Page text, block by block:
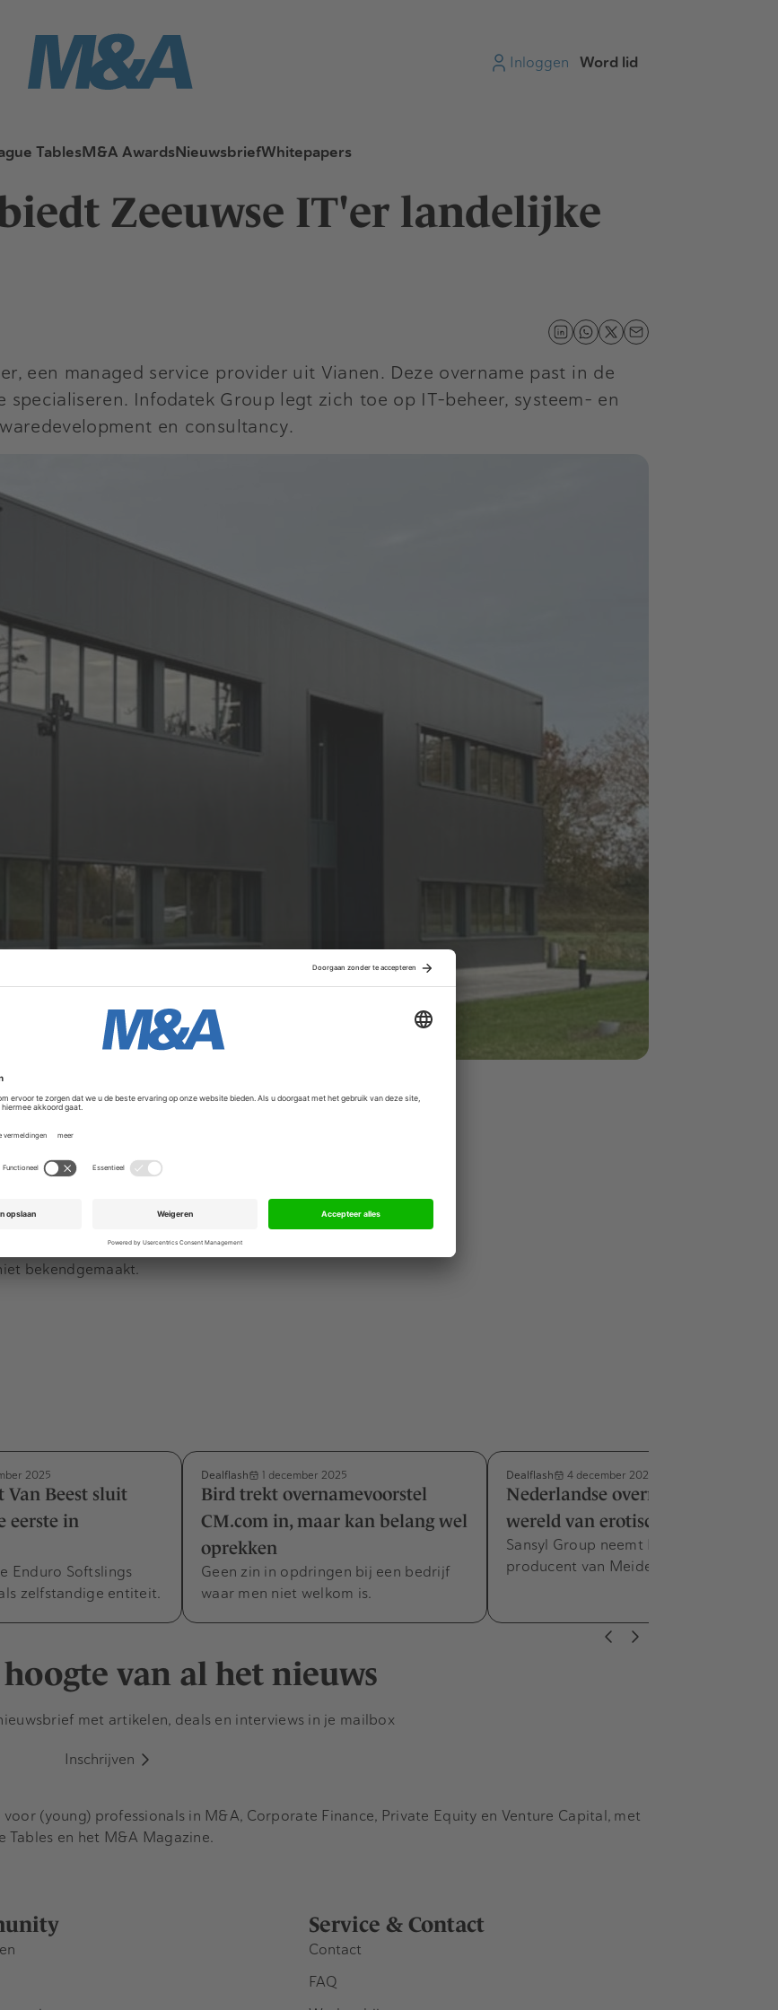
Inloggen Word lid
TablesM&A AwardsNieuwsbriefWhitepapers
Zeeuwse IT'er landelijke
een managed service provider uit Vianen. Deze overname past in de
Infodatek Group legt zich toe op IT-beheer, systeem- en
en consultancy.
klantrelaties. De overname biedt klanten van Select IT toegang
Group, zoals Digital Care 360° IT beheer. Voor Infodatek
en aanvullende specialistische expertise.
Advertentie
7510 gecertificeerd. Deze gedeelde focus op security en
vertrouwen.
bekendgemaakt.
2025
Beest sluit
eerste in
Enduro Softslings
zelfstandige entiteit.
Dealflash 1 december 2025
Bird trekt overnamevoorstel
CM.com in, maar kan belang wel
oprekken
Geen zin in opdringen bij een bedrijf
waar men niet welkom is.
Dealflash 4 december 2025
Nederlandse overname in de
wereld van erotische content
Sansyl Group neemt Blue Donkey over,
producent van Meiden van Holland.
van al het nieuws
met artikelen, deals en interviews in je mailbox
Inschrijven
Service & Contact
Contact
FAQ
(young) professionals in M&A, Corporate Finance, Private Equity en Venture Capital, met
Tables en het M&A Magazine.